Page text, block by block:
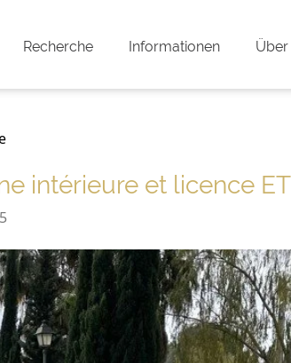
Recherche Informationen
intérieure et licence